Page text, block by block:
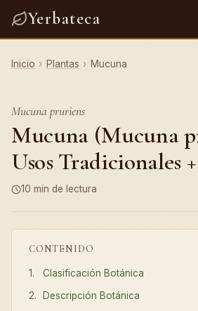
Yerbateca
Inicio › Plantas › Mucuna
Mucuna pruriens
Mucuna (Mucuna
Usos Tradicionales
10 min de lectura
CONTENIDO
Clasificación Botánica
Descripción Botánica